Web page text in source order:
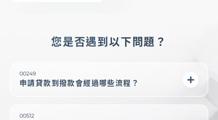
您是否遇到以下問題？
00249
申請貸款到撥款會經過哪些流程？
00512